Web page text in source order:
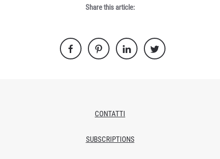
Share this article:
CONTATTI
SUBSCRIPTIONS